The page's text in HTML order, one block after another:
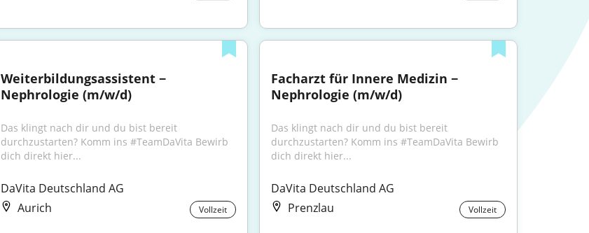
Weiterbildungsassistent −
Nephrologie (m/w/d)
Das klingt nach dir und du bist bereit
durchzustarten? Komm ins #TeamDaVita Bewirb
dich direkt hier...
DaVita Deutschland AG
Aurich
Vollzeit
Facharzt für Innere Medizin −
Nephrologie (m/w/d)
Das klingt nach dir und du bist bereit
durchzustarten? Komm ins #TeamDaVita Bewirb
dich direkt hier...
DaVita Deutschland AG
Prenzlau
Vollzeit